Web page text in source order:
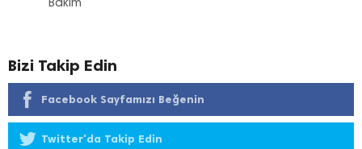
Bakım
Bizi Takip Edin
Facebook Sayfamızı Beğenin
Twitter'da Takip Edin